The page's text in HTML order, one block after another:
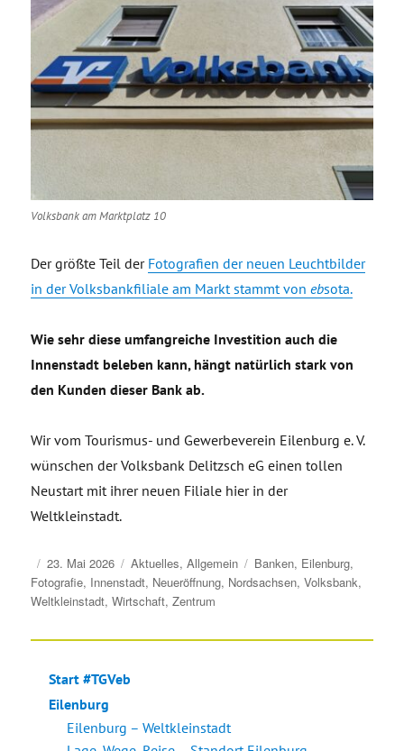
Volksbank am Marktplatz 10
Der größte Teil der Fotografien der neuen Leuchtbilder
in der Volksbankfiliale am Markt stammt vonebsota.
Wie sehr diese umfangreiche Investition auch die
Innenstadt beleben kann, hängt natürlich stark von
den Kunden dieser Bank ab.
Wir vom Tourismus- und Gewerbeverein Eilenburg e. V.
wünschen der Volksbank Delitzsch eG einen tollen
Neustart mit ihrer neuen Filiale hier in der
Weltkleinstadt.
Veröffentlicht
am
23. Mai 2026 Kategorien
Aktuelles,Allgemein Schlagwörter
Banken, Eilenburg,
Fotografie, Innenstadt, Neueröffnung, Nordsachsen,Volksbank,
Weltkleinstadt,Wirtschaft,Zentrum
Start #TGVeb
Eilenburg
Eilenburg – Weltkleinstadt